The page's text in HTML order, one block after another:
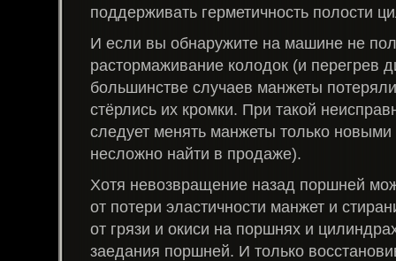
поддерживать герметичность полости
И если вы обнаружите на машине не
растормаживание колодок (и перегрев
большинстве случаев манжеты
стёрлись их кромки. При такой
следует менять манжеты только
несложно найти в продаже).
Хотя невозвращение назад поршней
от потери эластичности манжет и
от грязи и окиси на поршнях и
заедания поршней. И только